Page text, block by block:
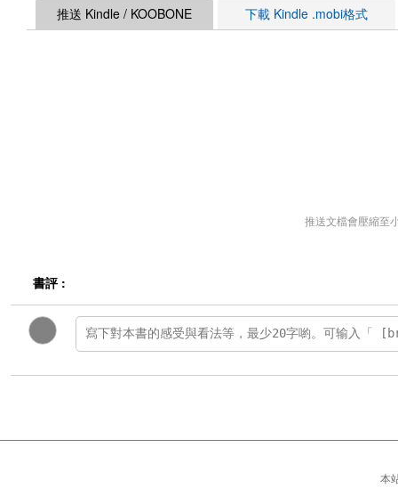
推送 Kindle / KOOBONE 下載 Kindle .mobi格式
推送文檔會壓縮至
書評 :
本